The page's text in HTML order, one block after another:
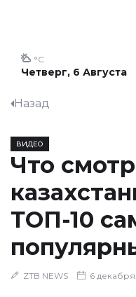
Четверг, 6 Августа
°C
Назад
ВИДЕО
Что
ТОП-10
ZTB NEWS 6